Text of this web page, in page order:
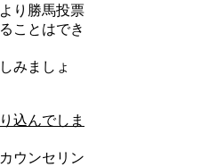
り勝馬投票
ことはでき
みましょ
込んでしま
ウンセリン